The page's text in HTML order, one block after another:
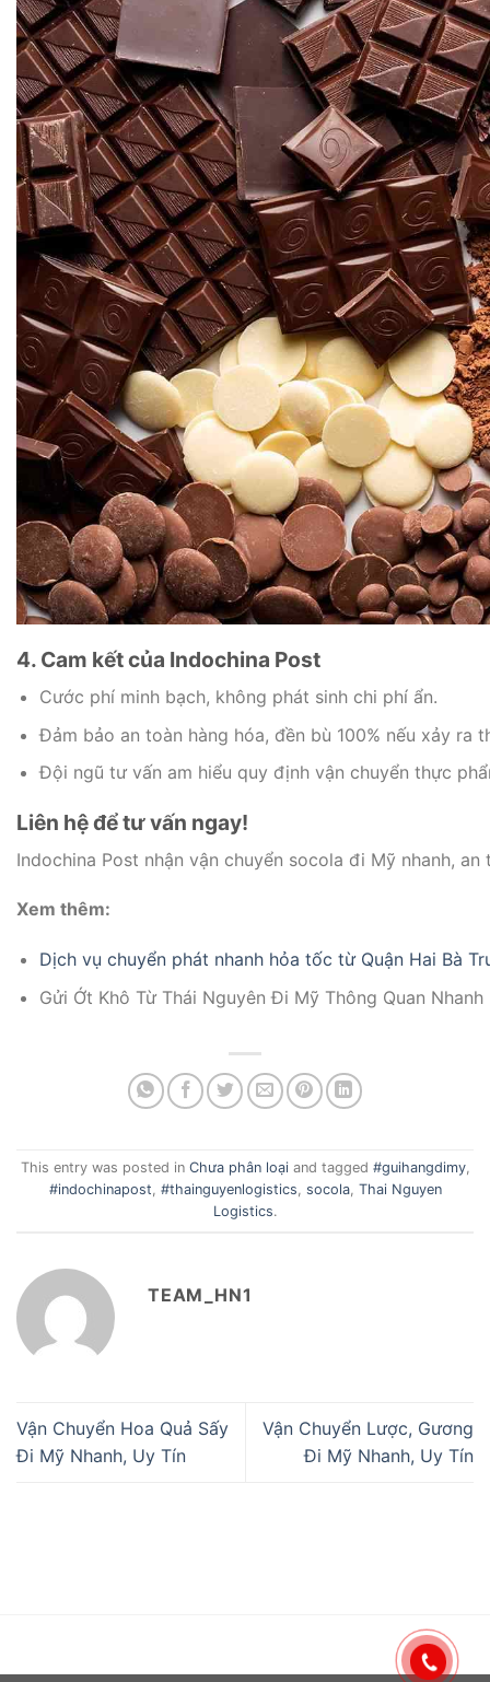
4. Cam kết của Indochina Post
Cước phí minh bạch, không phát sinh chi phí ẩn.
Đảm bảo an toàn hàng hóa, đền bù 100% nếu xảy ra
Đội ngũ tư vấn am hiểu quy định vận chuyển thực
Liên hệ để tư vấn ngay!
Indochina Post nhận vận chuyển socola đi Mỹ nhanh,
Xem thêm:
Dịch vụ chuyển phát nhanh hỏa tốc từ Quận Hai Bà
Gửi Ớt Khô Từ Thái Nguyên Đi Mỹ Thông Quan Nhanh
This entry was posted in Chưa phân loạiand tagged #guihangdimy,
#indochinapost, #thainguyenlogistics, socola, Thai Nguyen
Logistics.
TEAM_HN1
Vận Chuyển Hoa Quả Sấy
Đi Mỹ Nhanh, Uy Tín
Vận Chuyển Lược, Gương
Đi Mỹ Nhanh, Uy Tín